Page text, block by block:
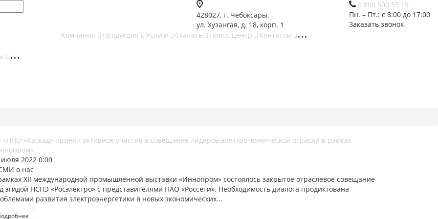
8 800 500 55 19
Пн. – Пт.: с 8:00 до 17:00
Заказать звонок
428027, г. Чебоксары,
ул. Хузангая, д. 18, корп. 1
Компания
Продукция Услуги Скачать Пресс-центр Контакты
«Каскад» принял активное участие в совещание лидеров электротехнической отрасли в рамках
июля 2022 0:00
о нас
XII международной промышленной выставки «Иннопром» состоялось закрытое отраслевое совещание
эгидой НСПЭ «Росэлектро» с представителями ПАО «Россети». Необходимость диалога продиктована
развития электроэнергетики в новых экономических...